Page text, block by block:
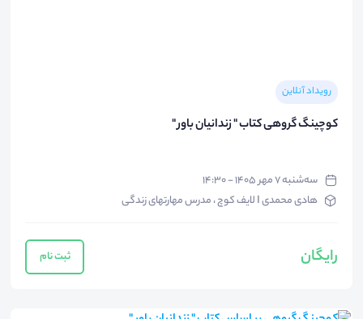
رویداد آنلاین
کوچینگ گروهی کتاب " زندانیان باور "
سه‌شنبه ۷ مهر ۱۴۰۵ - ۱۴:۳۰
هادی محمدی I لایف کوچ ، مدرس مهارتهای زندگی
رایگان ثبت نام